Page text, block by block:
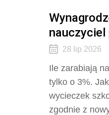
nauczyciel
28 lip 2026
Ile zarabiają
tylko o 3%.
wycieczek
zgodnie z